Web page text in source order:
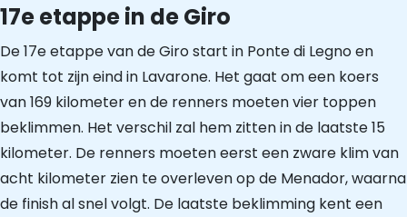
17e etappe in de Giro
De 17e etappe van de Giro start in Ponte di Legno en
komt tot zijn eind in Lavarone. Het gaat om een koers
van 169 kilometer en de renners moeten vier toppen
beklimmen. Het verschil zal hem zitten in de laatste 15
kilometer. De renners moeten eerst een zware klim van
acht kilometer zien te overleven op de Menador, waarna
de finish al snel volgt. De laatste beklimming kent een